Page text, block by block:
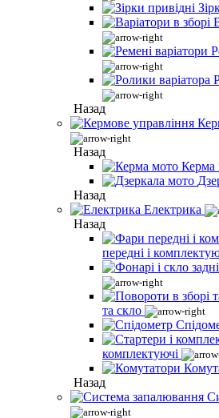
Назад
Назад
Керма
Назад
Електрика
Назад
передні і
та скло
комплектуючі
Назад